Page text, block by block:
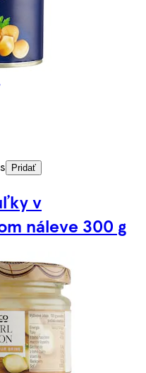
Pridať
v
náleve 300 g